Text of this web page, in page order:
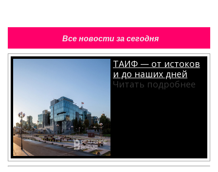
Все новости за сегодня
ТАИФ — от истоков
и до наших дней
Читать подробнее